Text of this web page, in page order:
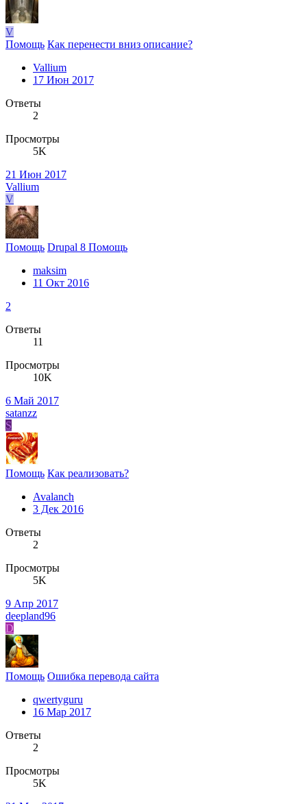
V
Помощь Как перенести вниз описание?
Vallium
17 Июн 2017
Ответы
2
Просмотры
5K
21 Июн 2017
Vallium
V
Помощь Drupal 8 Помощь
maksim
11 Окт 2016
2
Ответы
11
Просмотры
10K
6 Май 2017
satanzz
S
Помощь Как реализовать?
Avalanch
3 Дек 2016
Ответы
2
Просмотры
5K
9 Апр 2017
deepland96
D
Помощь Ошибка перевода сайта
qwertyguru
16 Мар 2017
Ответы
2
Просмотры
5K